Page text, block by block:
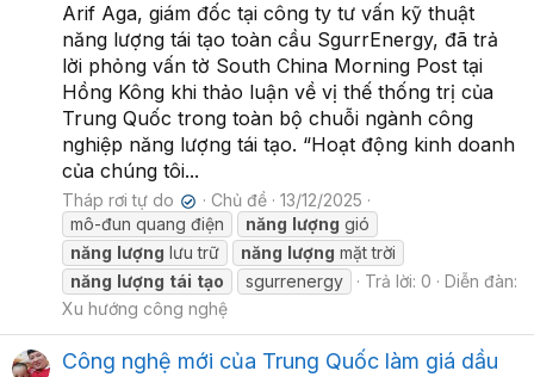
Arif Aga, giám đốc tại công ty tư vấn kỹ thuật
năng lượng tái tạo toàn cầu SgurrEnergy, đã trả
lời phỏng vấn tờ South China Morning Post tại
Hồng Kông khi thảo luận về vị thế thống trị của
Trung Quốc trong toàn bộ chuỗi ngành công
nghiệp năng lượng tái tạo. “Hoạt động kinh doanh
của chúng tôi...
Tháp rơi tự do ✔ Chủ đề
13/12/2025
mô-đun quang điện
năng lượng gió
năng lượng lưu trữ năng lượng mặt trời
năng lượng tái tạo sgurrenergy Trả lời: 0
Diễn đàn:
Xu hướng công nghệ
Công nghệ mới của Trung Quốc làm giá dầu